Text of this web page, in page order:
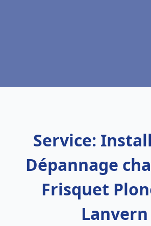
Service:
Dépannage
Frisquet
Lanvern